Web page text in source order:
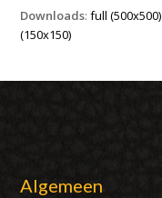
Downloads:full (500x500)
(150x150)
Algemeen